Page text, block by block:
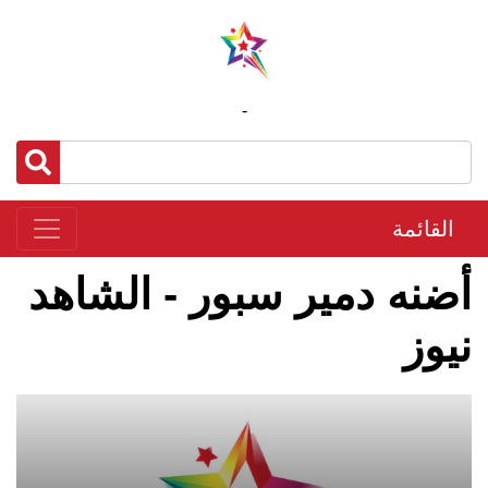
-
القائمة
أضنه دمير سبور - الشاهد
نيوز